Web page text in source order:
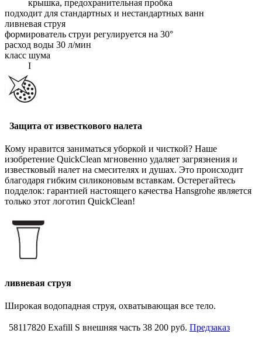
крышка, предохранительная пробка
подходит для стандартных и нестандартных ванн
ливневая струя
формирователь струи регулируется на 30°
расход воды 30 л/мин
класс шума
I
Защита от известкового налета
Кому нравится заниматься уборкой и чисткой? Наше
изобретение QuickClean мгновенно удаляет загрязнения и
известковый налет на смесителях и душах. Это происходит
благодаря гибким силиконовым вставкам. Остерегайтесь
подделок: гарантией настоящего качества Hansgrohe является
только этот логотип QuickClean!
ливневая струя
Широкая водопадная струя, охватывающая все тело.
58117820 Exafill S внешняя часть 38 200 руб. Предзаказ